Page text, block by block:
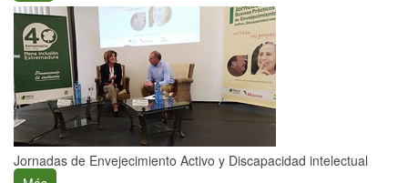
Jornadas de Envejecimiento Activo y Discapacidad intelectual